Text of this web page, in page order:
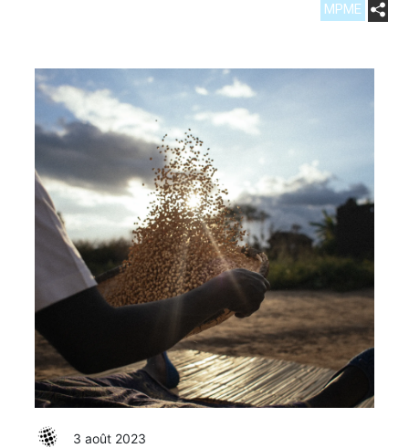
MPME
3 août 2023